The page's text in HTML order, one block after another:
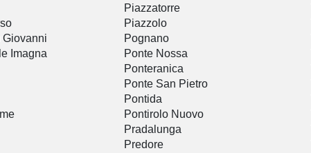
Giovanni
Imagna
Piazzatorre
Piazzolo
Pognano
Ponte Nossa
Ponteranica
Ponte San Pietro
Pontida
Pontirolo Nuovo
Pradalunga
Predore